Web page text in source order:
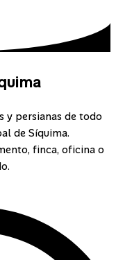
y persianas de todo
de Síquima.
finca, oficina o